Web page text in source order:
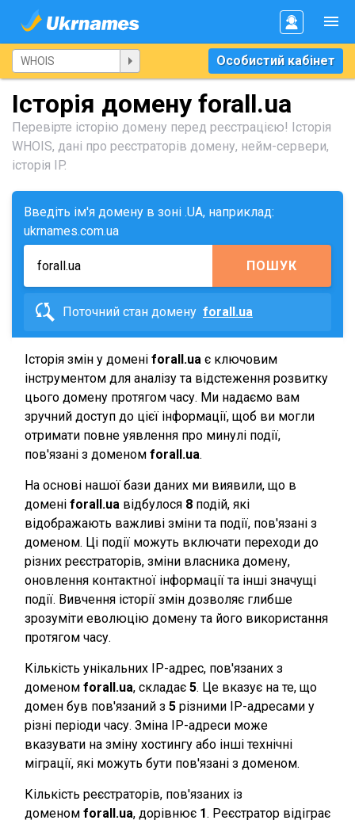
Особистий кабінет
Історія домену forall.ua
Перевірте історію домену перед реєстрацією! Історія
WHOIS, дані про реєстраторів домену, нейм-сервери,
історія IP.
Введіть ім'я домену в зоні .UA, наприклад:
ukrnames.com.ua
ПОШУК
Поточний стан домену forall.ua
Історія змін у домені forall.ua є ключовим
інструментом для аналізу та відстеження розвитку
цього домену протягом часу. Ми надаємо вам
зручний доступ до цієї інформації, щоб ви могли
отримати повне уявлення про минулі події,
пов'язані з доменом forall.ua.
На основі нашої бази даних ми виявили, що в
домені forall.ua відбулося 8 подій, які
відображають важливі зміни та події, пов'язані з
доменом. Ці події можуть включати переходи до
різних реєстраторів, зміни власника домену,
оновлення контактної інформації та інші значущі
події. Вивчення історії змін дозволяє глибше
зрозуміти еволюцію домену та його використання
протягом часу.
Кількість унікальних IP-адрес, пов'язаних з
доменом forall.ua, складає 5. Це вказує на те, що
домен був пов'язаний з 5 різними IP-адресами у
різні періоди часу. Зміна IP-адреси може
вказувати на зміну хостингу або інші технічні
міграції, які можуть бути пов'язані з доменом.
Кількість реєстраторів, пов'язаних із
доменом forall.ua, дорівнює 1. Реєстратор відіграє